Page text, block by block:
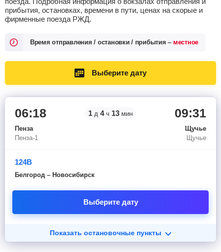
прибытия, остановках, времени в пути, ценах на скорые и
фирменные поезда РЖД.
Время отправления / остановки / прибытия – местное
Выберите дату
06:18
Пенза
Пенза-1
1 д 4 ч 13 мин 09:31
Щучье
Щучье
124В
Белгород – Новосибирск
Выберите дату
Показать остановочные пункты